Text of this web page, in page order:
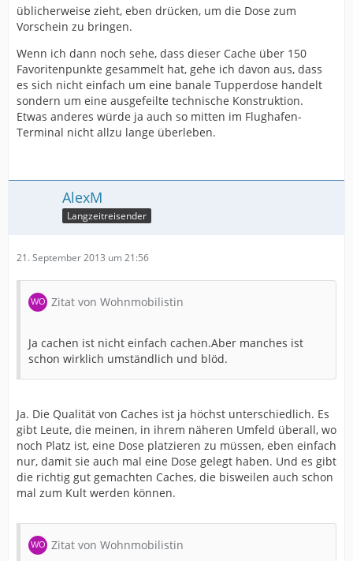
üblicherweise zieht, eben drücken, um die Dose zum
Vorschein zu bringen.
Wenn ich dann noch sehe, dass dieser Cache über 150
Favoritenpunkte gesammelt hat, gehe ich davon aus, dass
es sich nicht einfach um eine banale Tupperdose handelt
sondern um eine ausgefeilte technische Konstruktion.
Etwas anderes würde ja auch so mitten im Flughafen-
Terminal nicht allzu lange überleben.
AlexM
Langzeitreisender
21. September 2013 um 21:56
Zitat von Wohnmobilistin
Ja cachen ist nicht einfach cachen.Aber manches ist
schon wirklich umständlich und blöd.
Ja. Die Qualität von Caches ist ja höchst unterschiedlich. Es
gibt Leute, die meinen, in ihrem näheren Umfeld überall, wo
noch Platz ist, eine Dose platzieren zu müssen, eben einfach
nur, damit sie auch mal eine Dose gelegt haben. Und es gibt
die richtig gut gemachten Caches, die bisweilen auch schon
mal zum Kult werden können.
Zitat von Wohnmobilistin